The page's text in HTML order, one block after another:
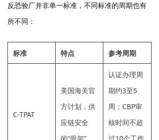
反恐验厂并非单一标准，不同标准的周期也有
所不同：
标准 特点 参考周期
C-TPAT
美国海关官
方计划，供
应链安全
认证办理周
期约3至5
周 ；CBP审
核时间不超